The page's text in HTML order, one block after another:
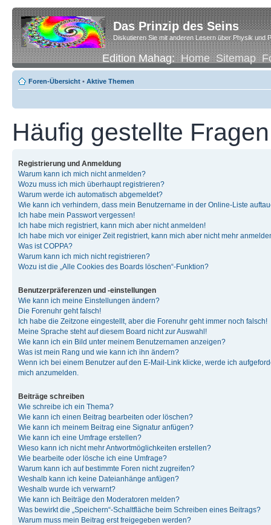
Das Prinzip des Seins
Diskutieren Sie mit anderen Lesern über Physik und
Edition Mahag:Home Sitemap
Foren-Übersicht • Aktive Themen
Häufig gestellte Fragen
Registrierung und Anmeldung
Warum kann ich mich nicht anmelden?
Wozu muss ich mich überhaupt registrieren?
Warum werde ich automatisch abgemeldet?
Wie kann ich verhindern, dass mein Benutzername in der Online-Liste
Ich habe mein Passwort vergessen!
Ich habe mich registriert, kann mich aber nicht anmelden!
Ich habe mich vor einiger Zeit registriert, kann mich aber nicht mehr
Was ist COPPA?
Warum kann ich mich nicht registrieren?
Wozu ist die „Alle Cookies des Boards löschen“-Funktion?
Benutzerpräferenzen und -einstellungen
Wie kann ich meine Einstellungen ändern?
Die Forenuhr geht falsch!
Ich habe die Zeitzone eingestellt, aber die Forenuhr geht immer noch falsch!
Meine Sprache steht auf diesem Board nicht zur Auswahl!
Wie kann ich ein Bild unter meinem Benutzernamen anzeigen?
Was ist mein Rang und wie kann ich ihn ändern?
Wenn ich bei einem Benutzer auf den E-Mail-Link klicke, werde ich
mich anzumelden.
Beiträge schreiben
Wie schreibe ich ein Thema?
Wie kann ich einen Beitrag bearbeiten oder löschen?
Wie kann ich meinem Beitrag eine Signatur anfügen?
Wie kann ich eine Umfrage erstellen?
Wieso kann ich nicht mehr Antwortmöglichkeiten erstellen?
Wie bearbeite oder lösche ich eine Umfrage?
Warum kann ich auf bestimmte Foren nicht zugreifen?
Weshalb kann ich keine Dateianhänge anfügen?
Weshalb wurde ich verwarnt?
Wie kann ich Beiträge den Moderatoren melden?
Was bewirkt die „Speichern“-Schaltfläche beim Schreiben eines Beitrags?
Warum muss mein Beitrag erst freigegeben werden?